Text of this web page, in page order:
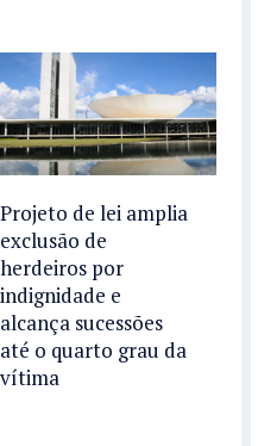
Projeto de lei amplia
exclusão de
herdeiros por
indignidade e
alcança sucessões
até o quarto grau da
vítima